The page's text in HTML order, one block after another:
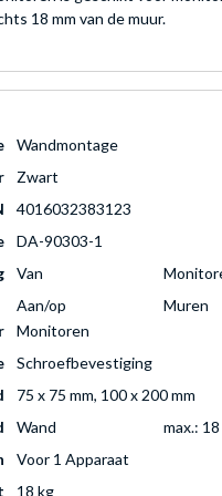
18 mm van de muur.
Wandmontage
Zwart
4016032383123
DA-90303-1
Van
Aan/op
Muren
Monitoren
Schroefbevestiging
75 x 75 mm, 100 x 200 mm
Wand
max.: 18
Voor 1 Apparaat
18 kg